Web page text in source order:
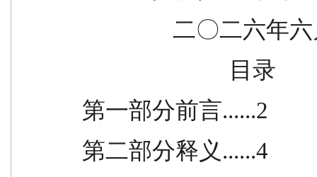
二〇二六
                          目录
第一部分前言......2
第二部分释义......4